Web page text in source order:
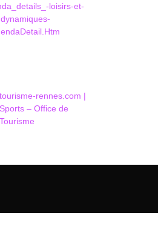
loisirs-et-
tourisme-rennes.com |
Sports – Office de
Tourisme